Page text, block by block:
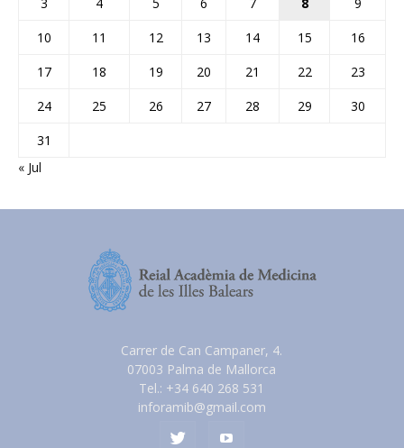
10
11 12 13 14 15
16
17
18 19 20 21 22
23
24
25 26 27 28 29
30
31
« Jul
Carrer de Can Campaner, 4.
07003 Palma de Mallorca
Tel.: +34 640 268 531
inforamib@gmail.com